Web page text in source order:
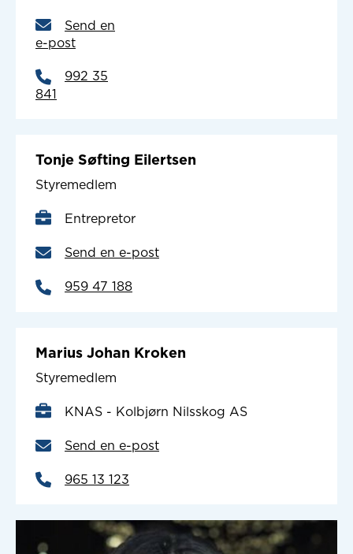
Send en
e-post
992 35
841
Tonje Søfting Eilertsen
Styremedlem
Entrepretor
Send en e-post
959 47 188
Marius Johan Kroken
Styremedlem
KNAS - Kolbjørn Nilsskog AS
Send en e-post
965 13 123